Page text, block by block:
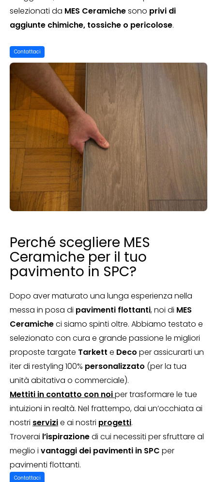
selezionati da MES Ceramichesono privi di
aggiunte chimiche, tossiche o pericolose.
Contattaci
Perché scegliere MES
Ceramiche per il tuo
pavimento in SPC?
Dopo aver maturato una lunga esperienza nella
messa in posa di pavimenti flottanti, noi di MES
Ceramicheci siamo spinti oltre. Abbiamo testato e
selezionato con cura e grande passione le migliori
proposte targate Tarkett e Deco per assicurarti un
iter di restyling 100% personalizzato (per la tua
unità abitativa o commerciale).
Mettiti in contatto con noiper trasformare le tue
intuizioni in realtà. Nel frattempo, dai un’occhiata ai
nostri servizie ai nostri progetti.
Troverai l’ispirazionedi cui necessiti per sfruttare al
meglio i vantaggi dei pavimenti in SPC per
pavimenti flottanti.
Contattaci